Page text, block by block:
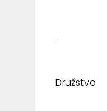
Družstvo